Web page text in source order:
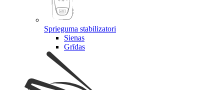
Sprieguma stabilizatori
Sienas
Grīdas